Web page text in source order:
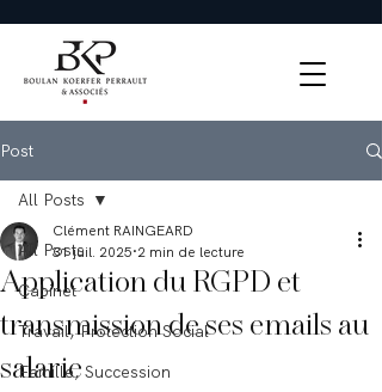
Post
All Posts
Cabinet
Travail, Protection Social
Famille, Succession
All Posts
Application du RGPD et
transmission de ses emails au
salarie
Clément RAINGEARD
31 juil. 2025 2 min de lecture